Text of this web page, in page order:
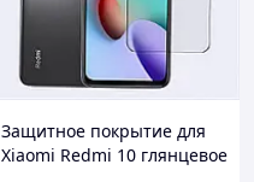
Защитное покрытие для
Xiaomi Redmi 10 глянцевое